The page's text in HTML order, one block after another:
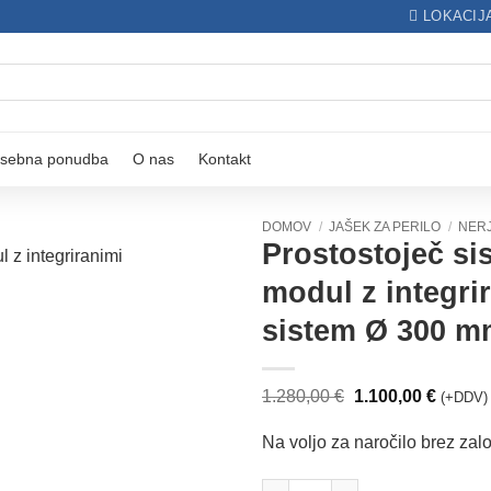
ponudba O nas Kontakt
DOMOV / JAŠEK ZA PERILO /
Prostostoječ
modul z
sistem Ø 300
1.280,00€ Izvirna
bila:
1.100,00 € (+DDV)
Na voljo za naročilo brez